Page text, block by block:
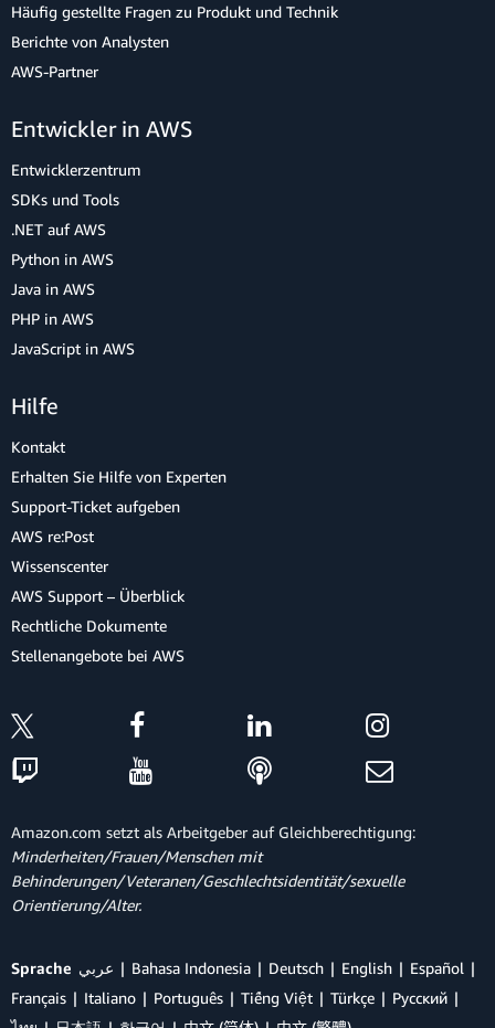
Häufig gestellte Fragen zu Produkt und Technik
Berichte von Analysten
AWS-Partner
Entwickler in AWS
Entwicklerzentrum
SDKs und Tools
.NET auf AWS
Python in AWS
Java in AWS
PHP in AWS
JavaScript in AWS
Hilfe
Kontakt
Erhalten Sie Hilfe von Experten
Support-Ticket aufgeben
AWS re:Post
Wissenscenter
AWS Support – Überblick
Rechtliche Dokumente
Stellenangebote bei AWS
Amazon.com setzt als Arbeitgeber auf Gleichberechtigung:
Minderheiten/Frauen/Menschen mit
Behinderungen/Veteranen/Geschlechtsidentität/sexuelle
Orientierung/Alter.
Sprache عربي Bahasa Indonesia Deutsch English
Español
Français
Italiano Português Tiếng Việt Türkçe
Ρусский